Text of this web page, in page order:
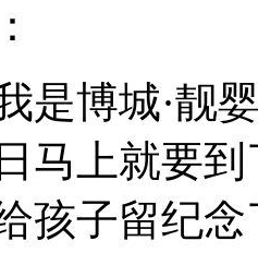
是博城·靓
马上就要
孩子留纪